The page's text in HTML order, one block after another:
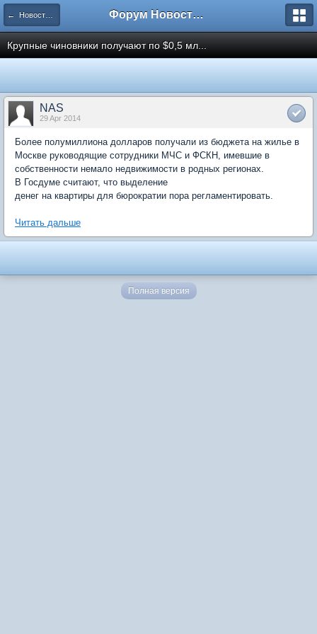
← Новости рынка недвижимости Форум Новостройки
Крупные чиновники получают по $0,5 мл...
NAS
29 Apr 2014
Более полумиллиона долларов получали из бюджета на жилье в
Москве руководящие сотрудники МЧС и ФСКН, имевшие в
собственности немало недвижимости в родных регионах.
В Госдуме считают, что выделение
денег на квартиры для бюрократии пора регламентировать.
Читать дальше
Полная версия